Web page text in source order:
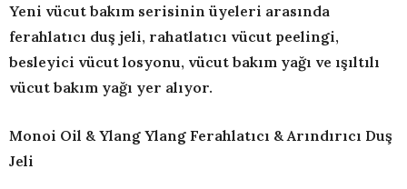
Yeni vücut bakım serisinin üyeleri arasında
ferahlatıcı duş jeli, rahatlatıcı vücut peelingi,
besleyici vücut losyonu, vücut bakım yağı ve ışıltılı
vücut bakım yağı yer alıyor.
Monoi Oil & Ylang Ylang Ferahlatıcı & Arındırıcı Duş
Jeli